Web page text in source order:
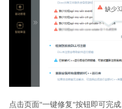
缺少
点击页面"一键修复"按钮即可完成